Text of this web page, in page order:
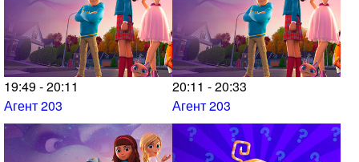
19:49 - 20:11
Агент 203
20:11 - 20:33
Агент 203